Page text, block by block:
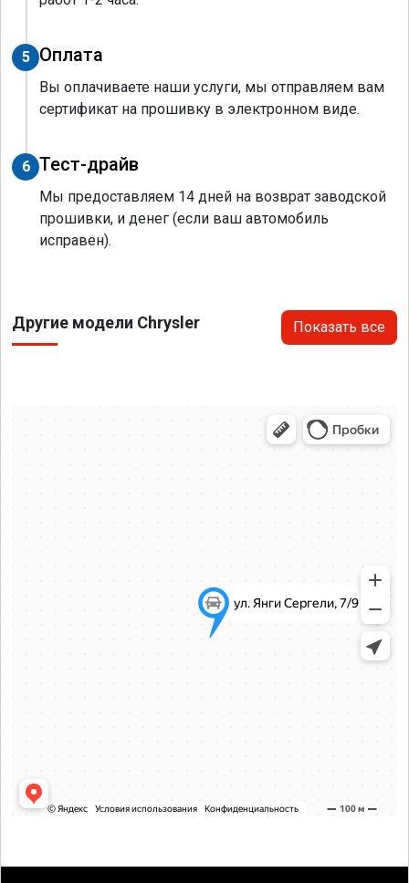
5 Оплата
Вы оплачиваете наши услуги, мы отправляем вам
сертификат на прошивку в электронном виде.
6 Тест-драйв
Мы предоставляем 14 дней на возврат заводской
прошивки, и денег (если ваш автомобиль
исправен).
Другие модели Chrysler Показать все